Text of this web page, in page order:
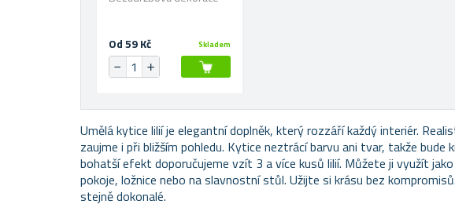
Od 59 Kč Skladem
Umělá kytice lilií je elegantní doplněk, který rozzáří každý interiér.
zaujme i při bližším pohledu. Kytice neztrácí barvu ani tvar, takže bude
bohatší efekt doporučujeme vzít 3 a více kusů lilií. Můžete ji využít
pokoje, ložnice nebo na slavnostní stůl. Užijte si krásu bez
stejně dokonalé.